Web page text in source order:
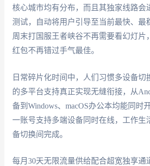
核心城市均有分布，而且其独家线路会
测试，自动将用户引导至当前最快、最
周末打国服王者峡谷不再需要看幻灯片
红包不再错过手气最佳。
日常碎片化时间中，人们习惯多设备切
的多平台支持真正实现无缝衔接，从
备到Windows、macOS办公本均能同时
一账号支持多端设备同时在线，工作生
备切换间完成。
每月30天无限流量供给配合超宽独享通